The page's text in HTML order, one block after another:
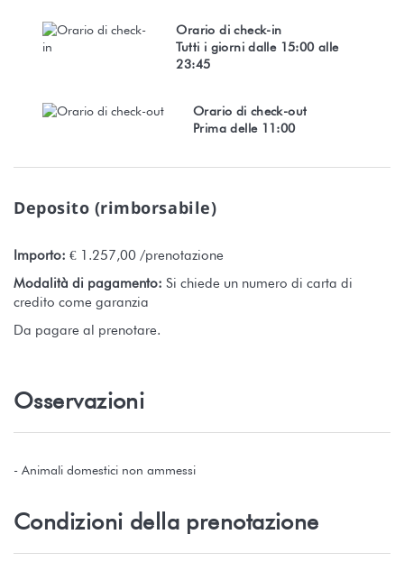
Orario di check-in
Tutti i giorni dalle 15:00 alle
23:45
Orario di check-out
Prima delle 11:00
Deposito (rimborsabile)
Importo: € 1.257,00 /prenotazione
Modalità di pagamento: Si chiede un numero di carta di
credito come garanzia
Da pagare al prenotare.
Osservazioni
- Animali domestici non ammessi
Condizioni della prenotazione